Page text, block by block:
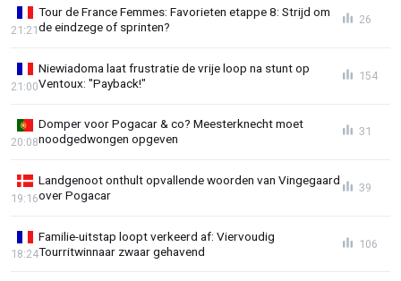
Tour de France Femmes: Favorieten etappe 8: Strijd om
de eindzege of sprinten?
21:21
26
Niewiadoma laat frustratie de vrije loop na stunt op
Ventoux: "Payback!"
21:00
154
Domper voor Pogacar & co? Meesterknecht moet
noodgedwongen opgeven
20:08
31
Landgenoot onthult opvallende woorden van Vingegaard
over Pogacar
19:16
39
Familie-uitstap loopt verkeerd af: Viervoudig
Tourritwinnaar zwaar gehavend
18:24
106